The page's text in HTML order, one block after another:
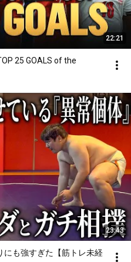
22:21
25 GOALS of the
23:43
にも強すぎた【筋トレ未経